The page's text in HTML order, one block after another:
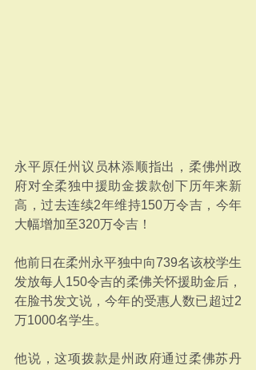
永平原任州议员林添顺指出，柔佛州政
府对全柔独中援助金拨款创下历年来新
高，过去连续2年维持150万令吉，今年
大幅增加至320万令吉！
他前日在柔州永平独中向739名该校学生
发放每人150令吉的柔佛关怀援助金后，
在脸书发文说，今年的受惠人数已超过2
万1000名学生。
他说，这项拨款是州政府通过柔佛苏丹